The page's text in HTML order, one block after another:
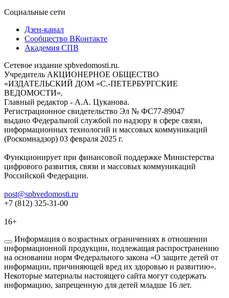
Социальные сети
Дзен-канал
Сообщество ВКонтакте
Академия СПВ
Сетевое издание spbvedomosti.ru.
Учредитель АКЦИОНЕРНОЕ ОБЩЕСТВО
«ИЗДАТЕЛЬСКИЙ ДОМ «С.-ПЕТЕРБУРГСКИЕ
ВЕДОМОСТИ».
Главный редактор - А.А. Цуканова.
Регистрационное свидетельство Эл № ФС77-89047
выдано Федеральной службой по надзору в сфере связи,
информационных технологий и массовых коммуникаций
(Роскомнадзор) 03 февраля 2025 г.
Функционирует при финансовой поддержке Министерства
цифрового развития, связи и массовых коммуникаций
Российской Федерации.
post@spbvedomosti.ru
+7 (812) 325-31-00
16+
Информация о возрастных ограничениях в отношении
информационной продукции, подлежащая распространению
на основании норм Федерального закона «О защите детей от
информации, причиняющей вред их здоровью и развитию».
Некоторые материалы настоящего сайта могут содержать
информацию, запрещенную для детей младше 16 лет.